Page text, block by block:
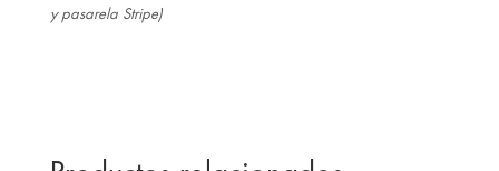
y pasarela Stripe)